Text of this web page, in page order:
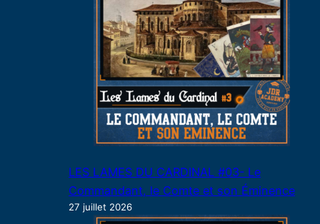
LES LAMES DU CARDINAL #03- Le
Commandant, le Comte et son Éminence
27 juillet 2026